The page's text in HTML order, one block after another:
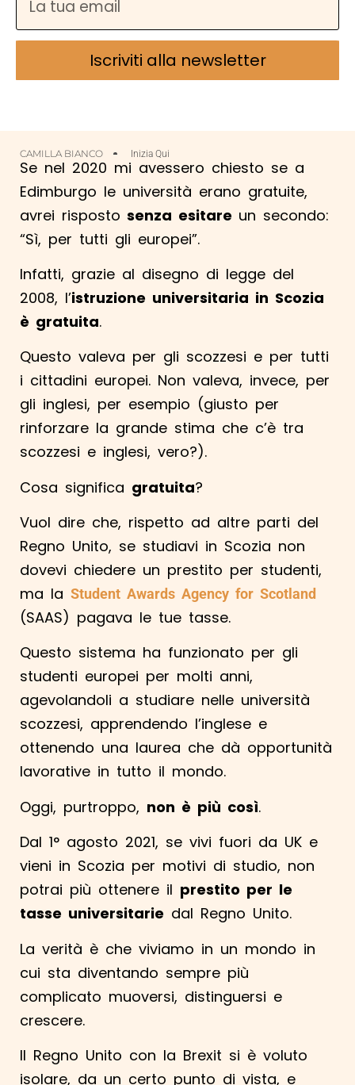
Iscriviti alla newsletter
CAMILLA BIANCO Inizia Qui
Se nel 2020 mi avessero chiesto se a
Edimburgo le università erano gratuite,
avrei risposto senza esitare un secondo:
“Sì, per tutti gli europei”.
Infatti, grazie al disegno di legge del
2008, l’istruzione universitaria in Scozia
è gratuita.
Questo valeva per gli scozzesi e per tutti
i cittadini europei. Non valeva, invece, per
gli inglesi, per esempio (giusto per
rinforzare la grande stima che c’è tra
scozzesi e inglesi, vero?).
Cosa significa gratuita?
Vuol dire che, rispetto ad altre parti del
Regno Unito, se studiavi in Scozia non
dovevi chiedere un prestito per studenti,
ma la Student Awards Agency for Scotland
(SAAS) pagava le tue tasse.
Questo sistema ha funzionato per gli
studenti europei per molti anni,
agevolandoli a studiare nelle università
scozzesi, apprendendo l’inglese e
ottenendo una laurea che dà opportunità
lavorative in tutto il mondo.
Oggi, purtroppo, non è più così.
Dal 1° agosto 2021, se vivi fuori da UK e
vieni in Scozia per motivi di studio, non
potrai più ottenere il prestito per le
tasse universitarie dal Regno Unito.
La verità è che viviamo in un mondo in
cui sta diventando sempre più
complicato muoversi, distinguersi e
crescere.
Il Regno Unito con la Brexit si è voluto
isolare, da un certo punto di vista, e